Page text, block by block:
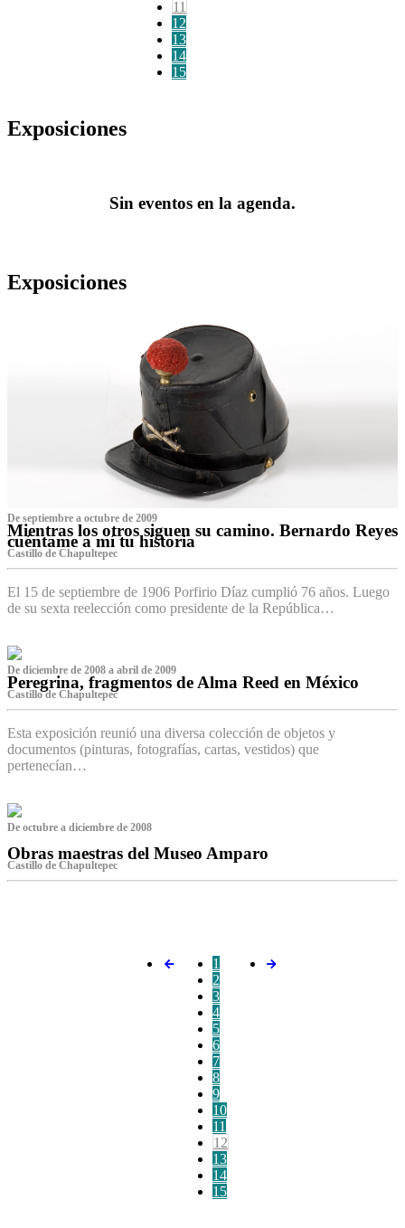
11
12
13
14
15
Exposiciones
Sin eventos en la agenda.
Exposiciones
De septiembre a octubre de 2009
Mientras los otros siguen su camino. Bernardo Reyes
cuéntame a mí tu historia
Castillo de Chapultepec
El 15 de septiembre de 1906 Porfirio Díaz cumplió 76 años. Luego
de su sexta reelección como presidente de la República…
De diciembre de 2008 a abril de 2009
Peregrina, fragmentos de Alma Reed en México
Castillo de Chapultepec
Esta exposición reunió una diversa colección de objetos y
documentos (pinturas, fotografías, cartas, vestidos) que
pertenecían…
De octubre a diciembre de 2008
Obras maestras del Museo Amparo
Castillo de Chapultepec
1
2
3
4
5
6
7
8
9
10
11
12
13
14
15